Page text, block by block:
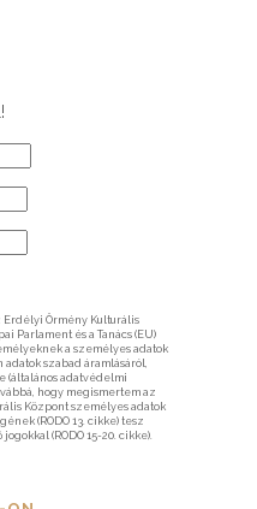
Örmény Kulturális
Parlament és a Tanács (EU)
a személyes adatok
szabad áramlásáról,
(általános adatvédelmi
hogy megismertem az
Központ személyes adatok
(RODO 13. cikke) tesz
(RODO 15-20. cikke).